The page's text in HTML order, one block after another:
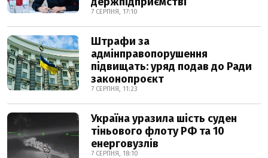
7 СЕРПНЯ, 17:10
Штрафи за
адмінправопорушення
підвищать: уряд подав до Ради
законопроєкт
7 СЕРПНЯ, 11:23
Україна уразила шість суден
тіньового флоту РФ та 10
енерговузлів
7 СЕРПНЯ, 18:10